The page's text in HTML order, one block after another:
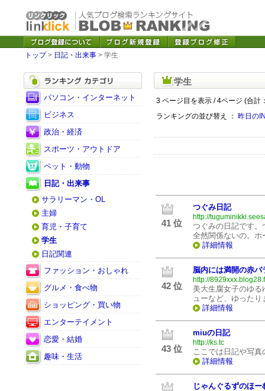
トップ> 日記・出来事 > 学生
パソコン・インターネット
ビジネス
政治・経済
スポーツ・アウトドア
ペット・動物
日記・出来事
サラリーマン・OL
主婦
育児・子育て
学生
日記関連
ファッション・おしゃれ
グルメ・食べ物
ショッピング・買い物
エンターテイメント
恋愛・結婚
趣味・生活
学生
3 ページ目を表示 / 4ページ (合計
ランキングの並び替え ： 昨日の
41 位
つぐみ日記
http://
つぐみの日記です。
全然関係ないの。ホ
詳細情報
42 位
脳内には満開の赤バ
http://
美大生腐女子のゆ
ューなど、ゆった
詳細情報
43 位
miuの日記
http://ks.tc
ここでは日記や写
詳細情報
じゃんぐるずのほー